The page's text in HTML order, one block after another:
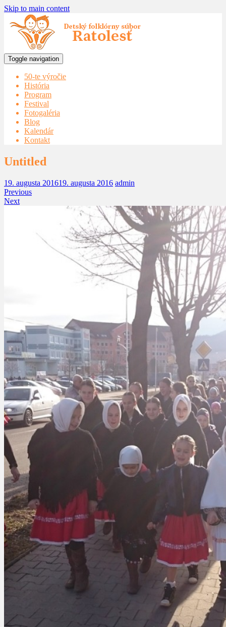
Skip to main content
Toggle navigation
50-te výročie
História
Program
Festival
Fotogaléria
Blog
Kalendár
Kontakt
Untitled
19. augusta 201619. augusta 2016 admin
Previous
Next